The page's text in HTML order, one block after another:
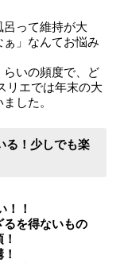
呂って維持が大
」なんてお悩み
いの頻度で、ど
リエでは年末の大
した。
る！少しでも楽
！！
るを得ないもの